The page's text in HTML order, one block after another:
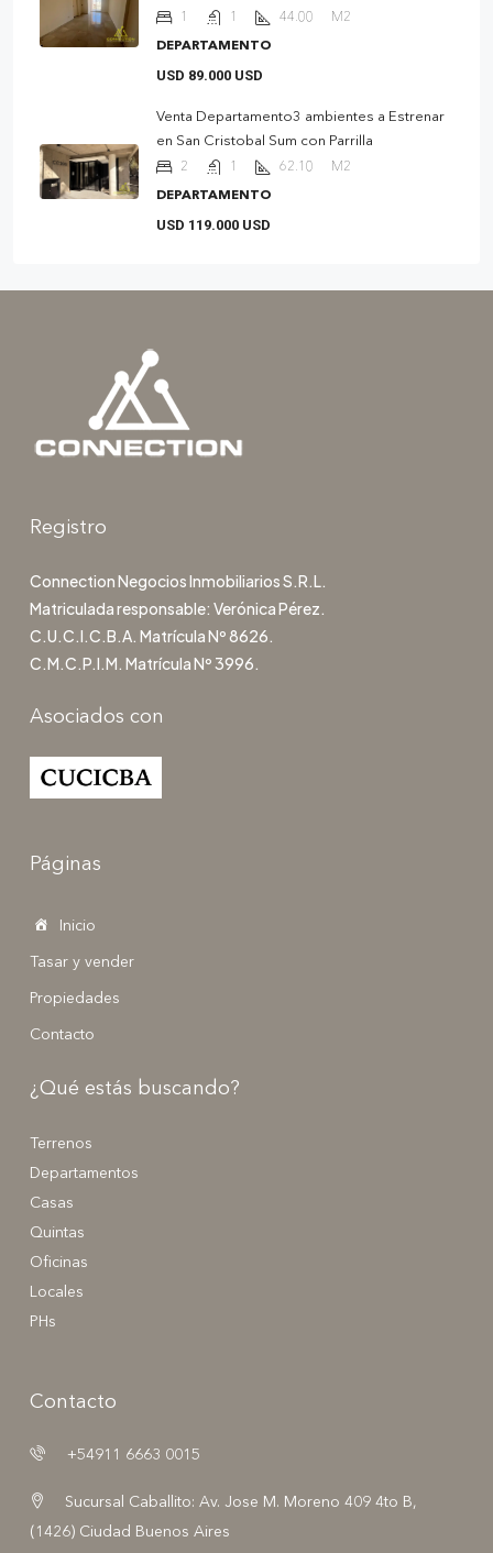
1 1 44.00 M2
DEPARTAMENTO
USD 89.000 USD
Venta Departamento3 ambientes a Estrenar
en San Cristobal Sum con Parrilla
2 1 62.10 M2
DEPARTAMENTO
USD 119.000 USD
Registro
Connection Negocios Inmobiliarios S.R.L.
Matriculada responsable: Verónica Pérez.
C.U.C.I.C.B.A. Matrícula Nº 8626.
C.M.C.P.I.M. Matrícula Nº 3996.
Asociados con
Páginas
Inicio
Tasar y vender
Propiedades
Contacto
¿Qué estás buscando?
Terrenos
Departamentos
Casas
Quintas
Oficinas
Locales
PHs
Contacto
+54911 6663 0015
Sucursal Caballito: Av. Jose M. Moreno 409 4to B,
(1426) Ciudad Buenos Aires